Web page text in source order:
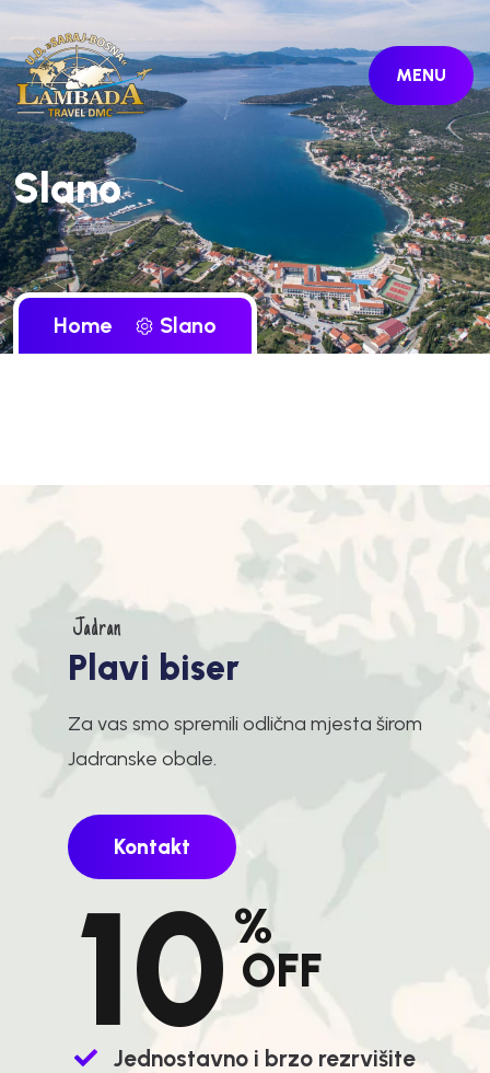
MENU
Slano
Home Slano
Jadran
P avi biser
Za vas smo spremili odlična mjesta širom
Jadranske obale.
Kontakt
10 %
OFF
Jednostavno i brzo rezrvišite